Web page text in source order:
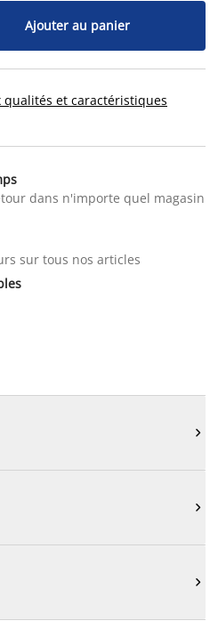
Ajouter au panier
et caractéristiques
dans n'importe quel magasin
sur tous nos articles


